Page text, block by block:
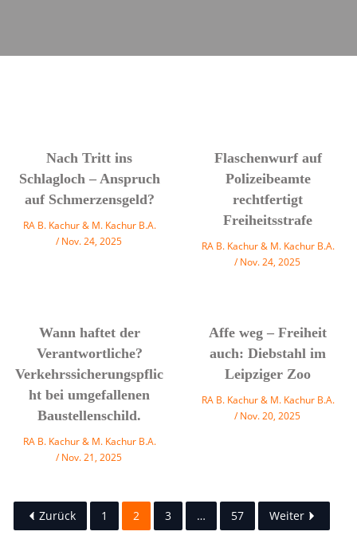
Nach Tritt ins
Schlagloch – Anspruch
auf Schmerzensgeld?
RA B. Kachur & M. Kachur B.A.
Nov. 24, 2025
Flaschenwurf auf
Polizeibeamte
rechtfertigt
Freiheitsstrafe
RA B. Kachur & M. Kachur B.A.
Nov. 24, 2025
Wann haftet der
Verantwortliche?
Verkehrssicherungspflic
ht bei umgefallenen
Baustellenschild.
RA B. Kachur & M. Kachur B.A.
Nov. 21, 2025
Affe weg – Freiheit
auch: Diebstahl im
Leipziger Zoo
RA B. Kachur & M. Kachur B.A.
Nov. 20, 2025
Zurück 1 2 3 … 57 Weiter